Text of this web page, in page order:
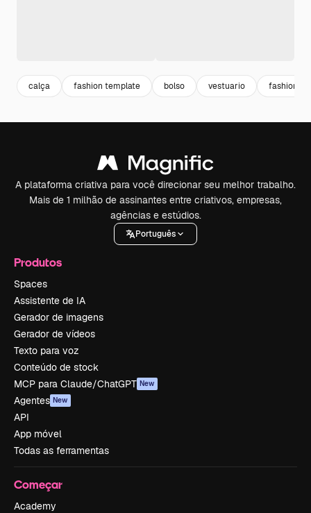
calça fashion template bolso vestuario fashion
A plataforma criativa para você direcionar seu melhor trabalho.
Mais de 1 milhão de assinantes entre criativos, empresas,
agências e estúdios.
Português
Produtos
Spaces
Assistente de IA
Gerador de imagens
Gerador de vídeos
Texto para voz
Conteúdo de stock
MCP para Claude/ChatGPT New
Agentes New
API
App móvel
Todas as ferramentas
Começar
Academy